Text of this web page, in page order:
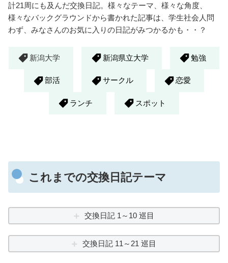
計21周にも及んだ交換日記。様々なテーマ、様々な角度、
様々なバックグラウンドから書かれた記事は、学生社会人問
わず、みなさんのお気に入りの日記がみつかるかも・・？
新潟大学 新潟県立大学 勉強
部活 サークル 恋愛
ランチ スポット
これまでの交換日記テーマ
交換日記 1～10 巡目
交換日記 11～21 巡目